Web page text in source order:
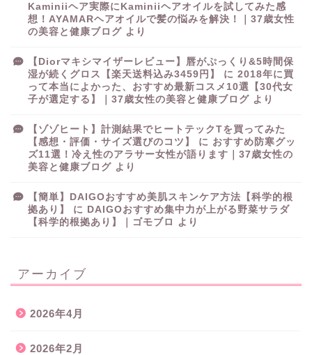
Kaminiiヘア実際にKaminiiヘアオイルを試してみた感
想！AYAMARヘアオイルで髪の悩みを解決！｜37歳女性
の美容と健康ブログ より
【Diorマキシマイザーレビュー】唇がぷっくり&5時間保
湿が続くグロス【楽天送料込み3459円】
に 2018年に買
って本当によかった、おすすめ最新コスメ10選【30代女
子が選定する】｜37歳女性の美容と健康ブログ より
【ゾゾヒート】計測結果でヒートテックTを買ってみた
【感想・評価・サイズ選びのコツ】
に おすすめ防寒グッ
ズ11選！冷え性のアラサー女性が語ります｜37歳女性の
美容と健康ブログ より
【簡単】DAIGOおすすめ美肌スキンケア方法【科学的根
拠あり】
に
DAIGOおすすめ集中力が上がる野菜サラダ
【科学的根拠あり】｜ゴモブロ
より
アーカイブ
2026年4月
2026年2月